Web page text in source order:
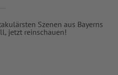
Szenen aus Bayerns
jetzt reinschauen!